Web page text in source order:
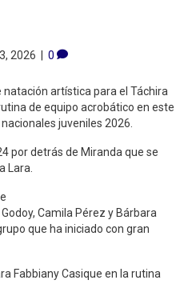
2026 0
natación artística para el Táchira
de equipo acrobático en este
juveniles 2026.
por detrás de Miranda que se
Lara.
Camila Pérez y Bárbara
que ha iniciado con gran
Fabbiany Casique en la rutina